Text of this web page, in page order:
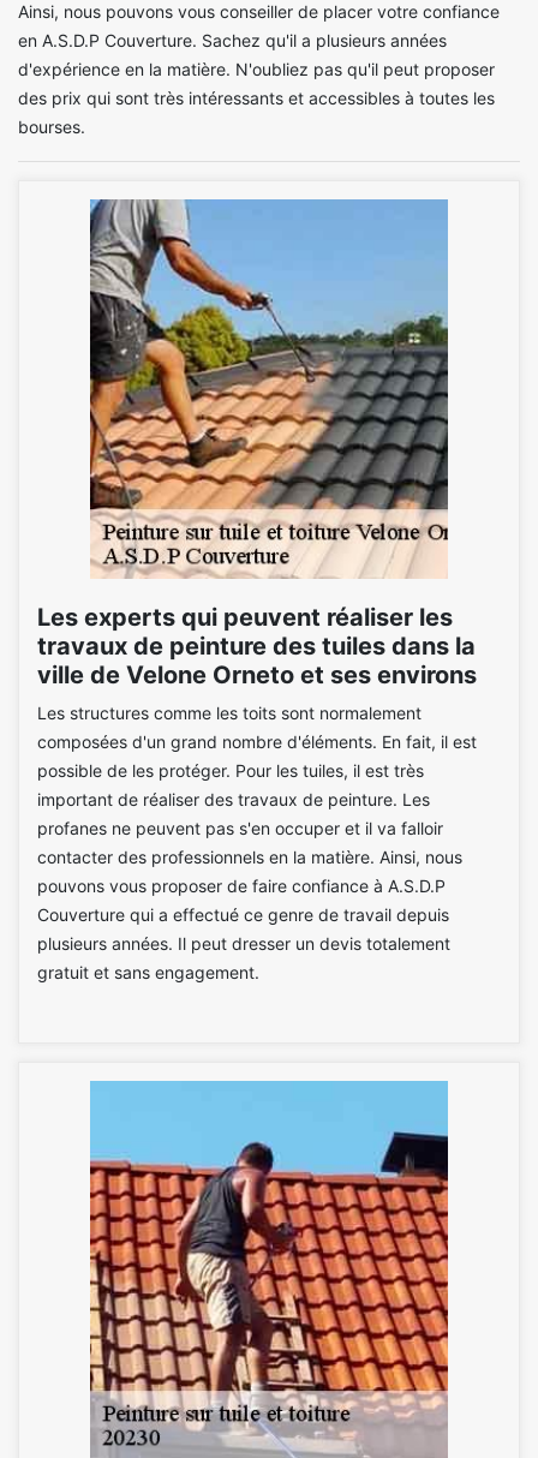
Ainsi, nous pouvons vous conseiller de placer votre confiance
en A.S.D.P Couverture. Sachez qu'il a plusieurs années
d'expérience en la matière. N'oubliez pas qu'il peut proposer
des prix qui sont très intéressants et accessibles à toutes les
bourses.
Les experts qui peuvent réaliser les
travaux de peinture des tuiles dans la
ville de Velone Orneto et ses environs
Les structures comme les toits sont normalement
composées d'un grand nombre d'éléments. En fait, il est
possible de les protéger. Pour les tuiles, il est très
important de réaliser des travaux de peinture. Les
profanes ne peuvent pas s'en occuper et il va falloir
contacter des professionnels en la matière. Ainsi, nous
pouvons vous proposer de faire confiance à A.S.D.P
Couverture qui a effectué ce genre de travail depuis
plusieurs années. Il peut dresser un devis totalement
gratuit et sans engagement.